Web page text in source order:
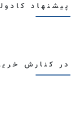
پیشنهاد
در کنارش